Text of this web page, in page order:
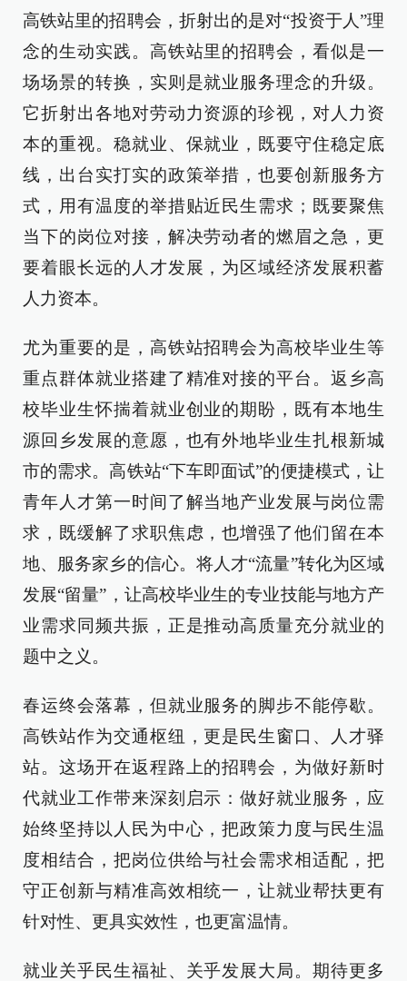
高铁站里的招聘会，折射出的是对“投资于人”理
念的生动实践。高铁站里的招聘会，看似是一
场场景的转换，实则是就业服务理念的升级。
它折射出各地对劳动力资源的珍视，对人力资
本的重视。稳就业、保就业，既要守住稳定底
线，出台实打实的政策举措，也要创新服务方
式，用有温度的举措贴近民生需求；既要聚焦
当下的岗位对接，解决劳动者的燃眉之急，更
要着眼长远的人才发展，为区域经济发展积蓄
人力资本。
尤为重要的是，高铁站招聘会为高校毕业生等
重点群体就业搭建了精准对接的平台。返乡高
校毕业生怀揣着就业创业的期盼，既有本地生
源回乡发展的意愿，也有外地毕业生扎根新城
市的需求。高铁站“下车即面试”的便捷模式，让
青年人才第一时间了解当地产业发展与岗位需
求，既缓解了求职焦虑，也增强了他们留在本
地、服务家乡的信心。将人才“流量”转化为区域
发展“留量”，让高校毕业生的专业技能与地方产
业需求同频共振，正是推动高质量充分就业的
题中之义。
春运终会落幕，但就业服务的脚步不能停歇。
高铁站作为交通枢纽，更是民生窗口、人才驿
站。这场开在返程路上的招聘会，为做好新时
代就业工作带来深刻启示：做好就业服务，应
始终坚持以人民为中心，把政策力度与民生温
度相结合，把岗位供给与社会需求相适配，把
守正创新与精准高效相统一，让就业帮扶更有
针对性、更具实效性，也更富温情。
就业关乎民生福祉、关乎发展大局。期待更多